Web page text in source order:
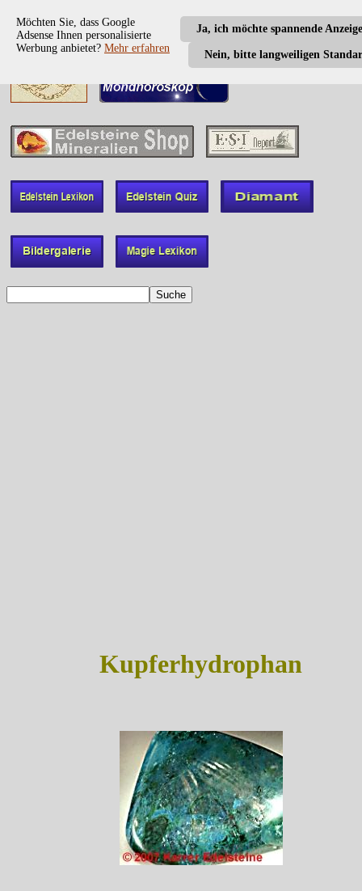
Ja, ich möchte spannende
Nein, bitte langweiligen
Möchten Sie, dass Google
Adsense Ihnen personalisierte
Werbung anbietet? Mehr erfahren
Kupferhydrophan